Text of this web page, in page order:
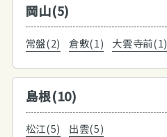
岡山(5)
常盤(2) 倉敷(1) 大雲寺前(1)
島根(10)
松江(5) 出雲(5)